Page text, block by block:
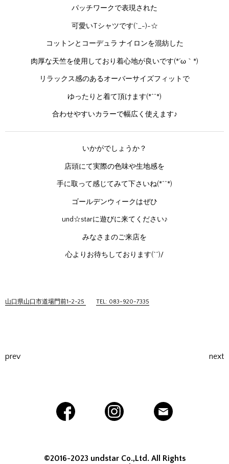
パッチワークで表現された
可愛いTシャツです(^_-)-☆
コットンとコーデュラ ナイロンを混紡した
肉厚な天竺を使用しており着心地が良いです(*´ω｀*)
リラックス感のあるオーバーサイズフィットで
ゆったりと着て頂けます(*^^*)
合わせやすいカラーで幅広く使えます♪
いかがでしょうか？
店頭にて実際の色味や生地感を
手に取って感じてみて下さいね(*^^*)
ゴールデンウィークはぜひ
und☆starに遊びに来てください♪
みなさまのご来店を
心よりお待ちしております(^^)/
山口県山口市道場門前1-2-25 TEL: 083-920-7335
prev next
©2016-2023 undstar Co.,Ltd. All Rights